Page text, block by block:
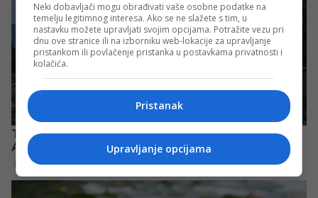
Neki dobavljači mogu obrađivati vaše osobne podatke na
temelju legitimnog interesa. Ako se ne slažete s tim, u
nastavku možete upravljati svojim opcijama. Potražite vezu pri
dnu ove stranice ili na izborniku web-lokacije za upravljanje
pristankom ili povlačenje pristanka u postavkama privatnosti i
kolačića.
Pristanak
Upravljanje opcijama